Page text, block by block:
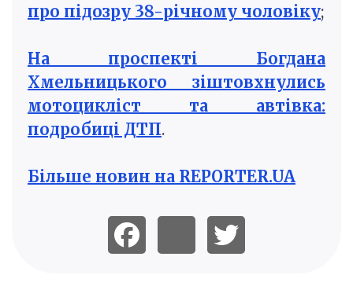
про підозру 38-річному чоловіку;
На проспекті Богдана
Хмельницького зіштовхнулись
мотоцикліст та автівка:
подробиці ДТП.
Більше новин на REPORTER.UA